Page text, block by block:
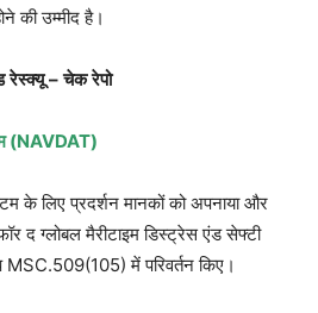
की उम्मीद है।
रेस्क्यू – चेक रेपो
(NAVDAT)
के लिए प्रदर्शन मानकों को अपनाया और
द ग्लोबल मैरीटाइम डिस्ट्रेस एंड सेफ्टी
में परिवर्तन किए।